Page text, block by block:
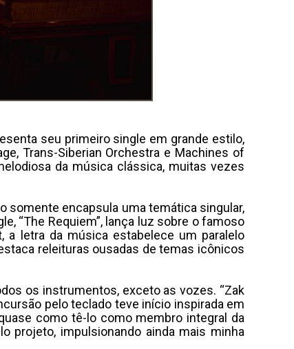
seu primeiro single em grande estilo,
Trans-Siberian Orchestra e Machines of
da música clássica, muitas vezes
somente encapsula uma temática singular,
“The Requiem”, lança luz sobre o famoso
a letra da música estabelece um paralelo
releituras ousadas de temas icônicos
os instrumentos, exceto as vozes. “Zak
pelo teclado teve início inspirada em
como tê-lo como membro integral da
projeto, impulsionando ainda mais minha